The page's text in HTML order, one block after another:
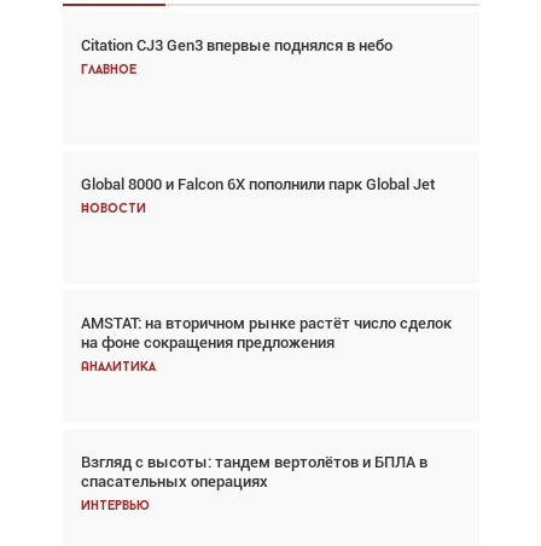
Citation CJ3 Gen3 впервые поднялся в небо
Главное
Global 8000 и Falcon 6X пополнили парк Global Jet
Новости
AMSTAT: на вторичном рынке растёт число сделок
на фоне сокращения предложения
Аналитика
Взгляд с высоты: тандем вертолётов и БПЛА в
спасательных операциях
Интервью
Взгляд с высоты: тандем вертолётов и БПЛА в
спасательных операциях
Авиационный фотограф Дэйв Кох: «Фотография
говорит сама за себя... а ИИ всё портит»
В городах чемпионата мира наблюдался подъём,
хотя общий трафик снизился
Аналитика
Частный самолёт – это актив. Подходите к
покупке соответствующим образом
Интервью